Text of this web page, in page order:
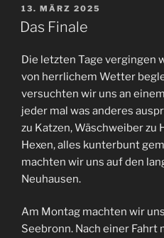
VERÖFFENTLICHT
AM
13. MÄRZ 2025
Das Finale
Die letzten Tage vergingen
von herrlichem Wetter
versuchten wir uns an
jeder mal was anderes
zu Katzen, Wäschweiber zu
Hexen, alles kunterbunt
machten wir uns auf den
Neuhausen.
Am Montag machten wir
Seebronn. Nach einer